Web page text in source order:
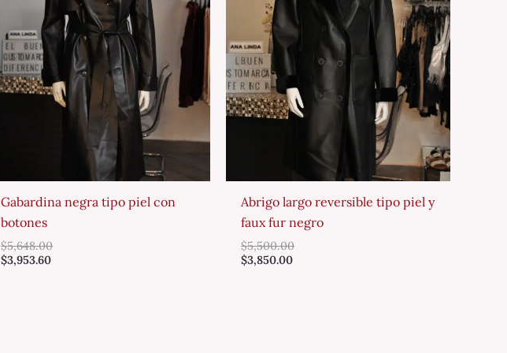
Gabardina negra tipo piel con
botones
$5,648.00
$3,953.60
Abrigo largo reversible tipo piel y
faux fur negro
$5,500.00
$3,850.00